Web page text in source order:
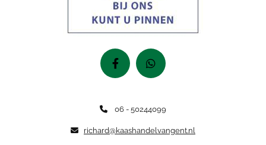
 06 - 50244099
 richard@kaashandelvangent.nl